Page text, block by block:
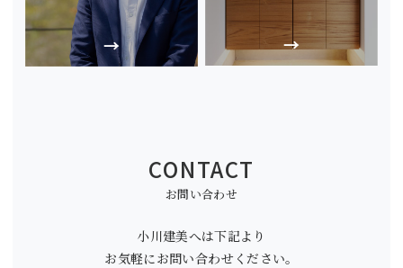
CONTACT
お問い合わせ
小川建美へは下記より
お気軽にお問い合わせください。